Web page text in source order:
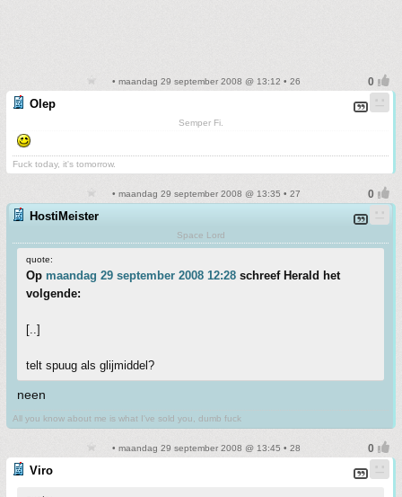
• maandag 29 september 2008 @ 13:12 • 26
Olep
Semper Fi.
Fuck today, it's tomorrow.
• maandag 29 september 2008 @ 13:35 • 27
HostiMeister
Space Lord
quote:
Op maandag 29 september 2008 12:28 schreef Herald het
volgende:
[..]
telt spuug als glijmiddel?
neen
All you know about me is what I've sold you, dumb fuck
• maandag 29 september 2008 @ 13:45 • 28
Viro